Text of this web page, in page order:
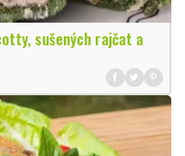
sušených rajčat a